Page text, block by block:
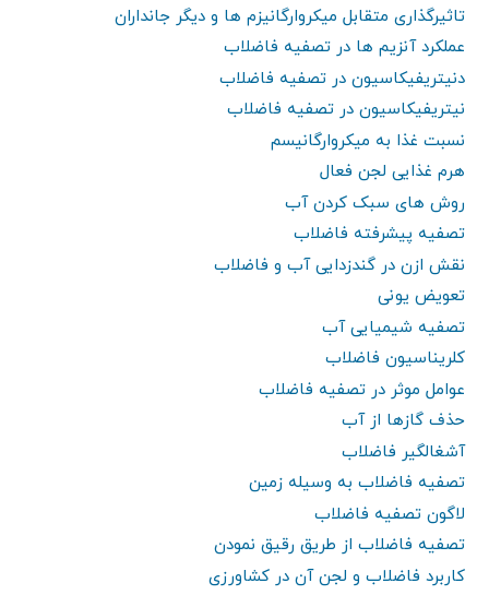
تاثیرگذاری متقابل میکروارگانیزم ها و دیگر جانداران
عملکرد آنزیم ها در تصفیه فاضلاب
دنیتریفیکاسیون در تصفیه فاضلاب
نیتریفیکاسیون در تصفیه فاضلاب
نسبت غذا به میکروارگانیسم
هرم غذایی لجن فعال
روش های سبک کردن آب
تصفیه پیشرفته فاضلاب
نقش ازن در گندزدایی آب و فاضلاب
تعویض یونی
تصفیه شیمیایی آب
کلریناسیون فاضلاب
عوامل موثر در تصفیه فاضلاب
حذف گازها از آب
آشغالگیر فاضلاب
تصفیه فاضلاب به وسیله زمین
لاگون تصفیه فاضلاب
تصفیه فاضلاب از طریق رقیق نمودن
کاربرد فاضلاب و لجن آن در کشاورزی